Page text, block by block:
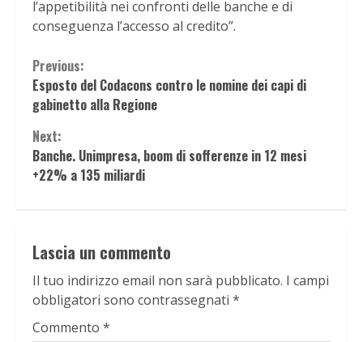
l’appetibilità nei confronti delle banche e di
conseguenza l’accesso al credito”.
Continue
Reading
Previous:
Esposto del Codacons contro le nomine dei capi di
gabinetto alla Regione
Next:
Banche. Unimpresa, boom di sofferenze in 12 mesi
+22% a 135 miliardi
Lascia un commento
Il tuo indirizzo email non sarà pubblicato. I campi
obbligatori sono contrassegnati *
Commento *